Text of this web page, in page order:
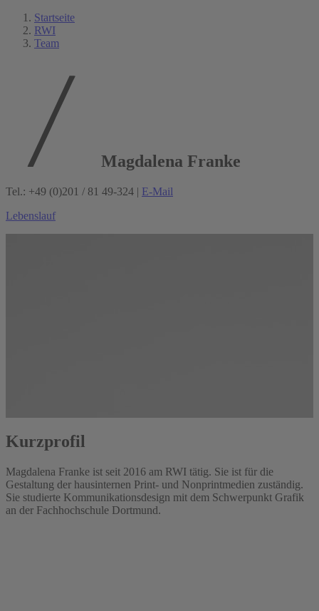
Startseite
RWI
Team
Magdalena Franke
Tel.: +49 (0)201 / 81 49-324 | E-Mail
Lebenslauf
Kurzprofil
Magdalena Franke ist seit 2016 am RWI tätig. Sie ist für die
Gestaltung der hausinternen Print- und Nonprintmedien zuständig.
Sie studierte Kommunikationsdesign mit dem Schwerpunkt Grafik
an der Fachhochschule Dortmund.